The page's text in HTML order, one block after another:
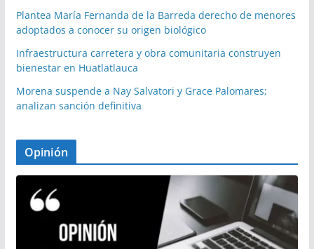
Plantea María Fernanda de la Barreda derecho de menores
adoptados a conocer su origen biológico
Infraestructura carretera y obra comunitaria construyen
bienestar en Huatlatlauca
Morena suspende a Nay Salvatori y Grace Palomares;
analizan sanción definitiva
Opinión